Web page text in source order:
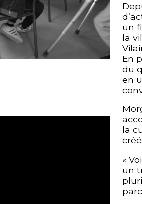
un
la
En
du
en
la
«
un